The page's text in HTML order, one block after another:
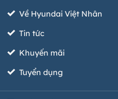
Về Hyundai Việt Nhân
Tin tức
Khuyến mãi
Tuyển dụng